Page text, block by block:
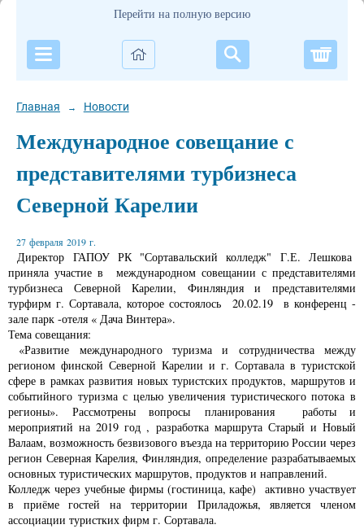
Перейти на полную версию
Главная → Новости
Международное совещание с
представителями турбизнеса
Северной Карелии
27 февраля 2019 г.
Директор ГАПОУ РК "Сортавальский колледж" Г.Е. Лешкова
приняла участие в международном совещании с представителями
турбизнеса Северной Карелии, Финляндия и представителями
турфирм г. Сортавала, которое состоялось 20.02.19 в конференц -
зале парк -отеля « Дача Винтера».
Тема совещания:
«Развитие международного туризма и сотрудничества между
регионом финской Северной Карелии и г. Сортавала в туристской
сфере в рамках развития новых туристских продуктов, маршрутов и
событийного туризма с целью увеличения туристического потока в
регионы». Рассмотрены вопросы планирования работы и
мероприятий на 2019 год , разработка маршрута Старый и Новый
Валаам, возможность безвизового въезда на территорию России через
регион Северная Карелия, Финляндия, определение разрабатываемых
основных туристических маршрутов, продуктов и направлений.
Колледж через учебные фирмы (гостиница, кафе) активно участвует
в приёме гостей на территории Приладожья, является членом
ассоциации туристких фирм г. Сортавала.